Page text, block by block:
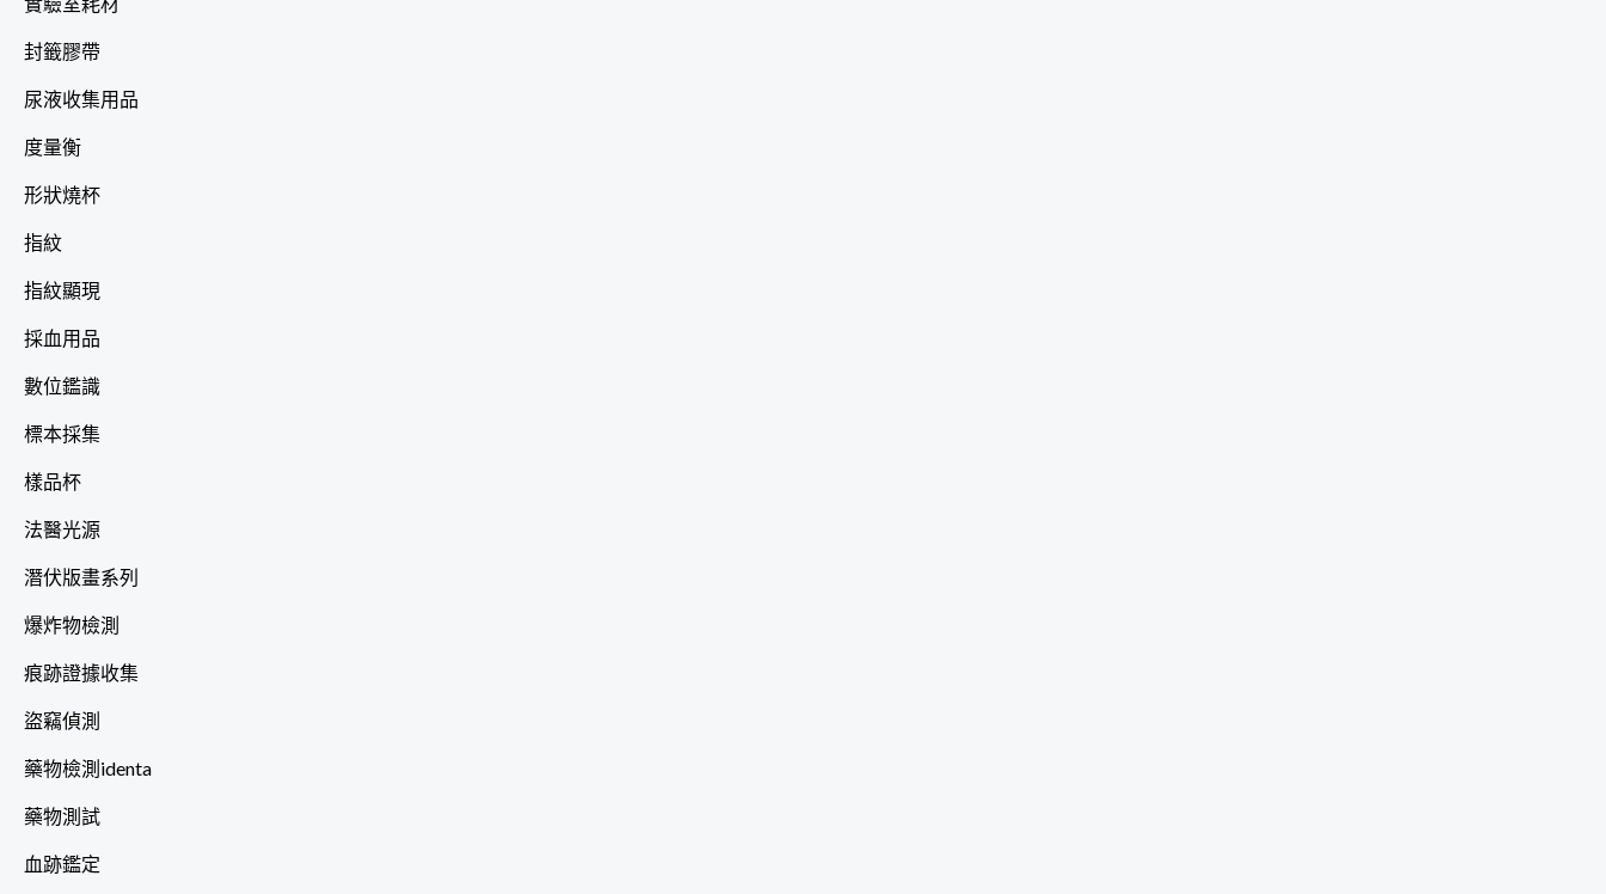
封籤膠帶
尿液收集用品
度量衡
形狀燒杯
指紋
指紋顯現
採血用品
數位鑑識
標本採集
樣品杯
法醫光源
潛伏版畫系列
爆炸物檢測
痕跡證據收集
盜竊偵測
藥物檢測identa
藥物測試
血跡鑑定